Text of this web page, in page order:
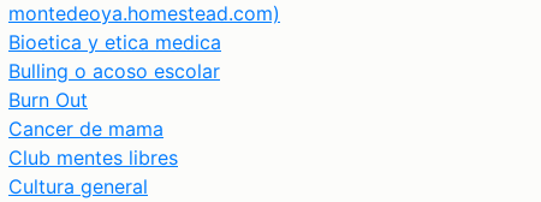
montedeoya.homestead.com)
Bioetica y etica medica
Bulling o acoso escolar
Burn Out
Cancer de mama
Club mentes libres
Cultura general